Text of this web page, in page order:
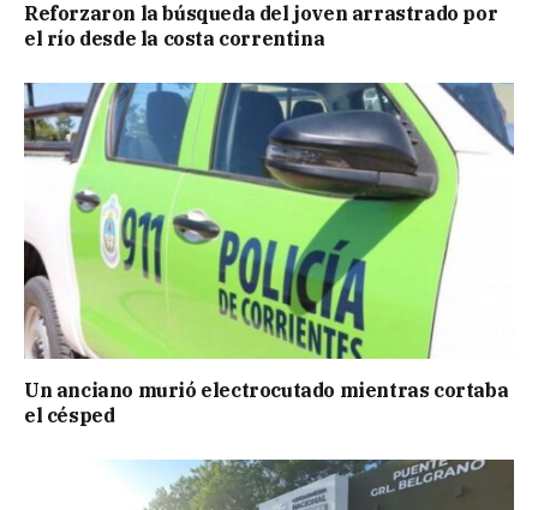
Reforzaron la búsqueda del joven arrastrado por
el río desde la costa correntina
Un anciano murió electrocutado mientras cortaba
el césped